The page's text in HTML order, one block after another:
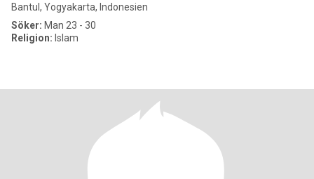
Bantul, Yogyakarta, Indonesien
Söker: Man 23 - 30
Religion: Islam